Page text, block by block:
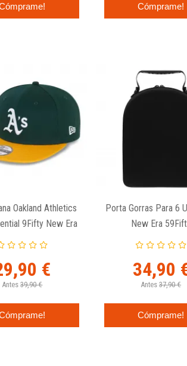
Cómprame!
Oakland Athletics
9Fifty New Era
€
Antes 39,90 €
Porta Gorras Para 6
New Era
34,90
Antes 37,90 €
Cómprame!